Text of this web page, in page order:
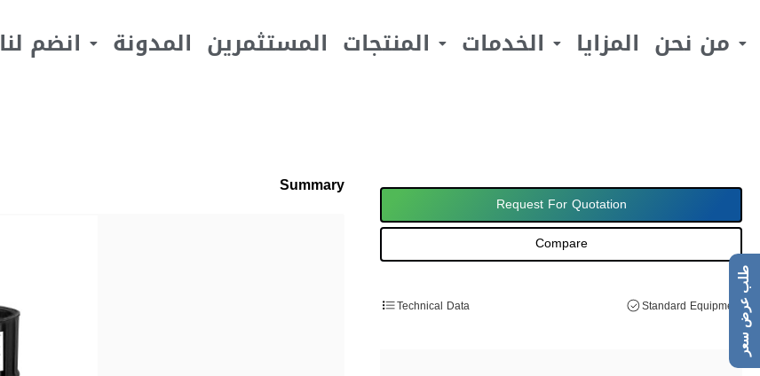
انضم لنا المدونة المستثمرين المنتجات الخدمات المزايا من نحن
Summary
Request For Quotation
Compare
Technical Data Standard Equipmentطلب عرض سعر